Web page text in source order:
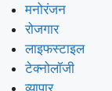
मनोरंजन
रोजगार
लाइफस्टाइल
टेक्नोलॉजी
व्यापार